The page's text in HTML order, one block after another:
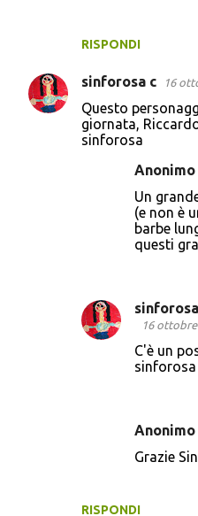
RISPONDI
sinforosa c 16
Questo
giornata,
sinforosa
RISPONDI
Anonimo
Un
(e non è
barbe
questi
16
C'è un
sinforosa
Anonimo
Grazie